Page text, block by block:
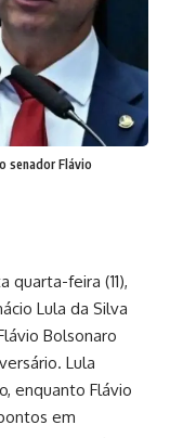
senador Flávio
quarta-feira (11),
Lula da Silva
Bolsonaro
Lula
enquanto Flávio
em